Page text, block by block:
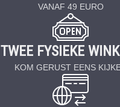
VANAF 49 EURO
TWEE FYSIEKE
KOM GERUST EENS